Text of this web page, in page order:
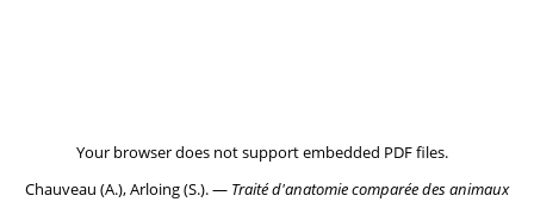
Your browser does not support embedded PDF files.
Chauveau (A.), Arloing (S.). ― Traité d'anatomie comparée des animaux